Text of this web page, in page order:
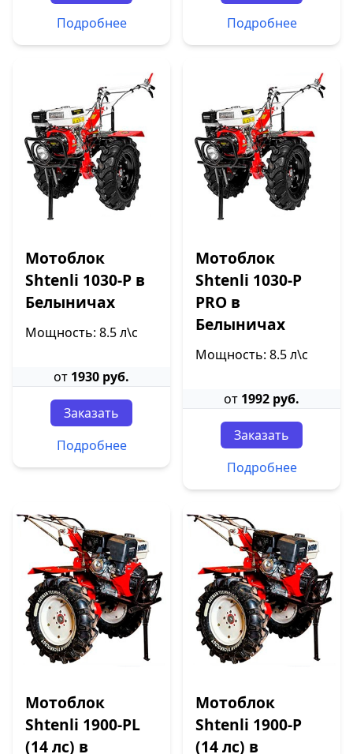
Подробнее
Подробнее
Мотоблок
Shtenli 1030-P в
Белыничах
Мощность: 8.5 л\с
от 1930 руб.
Заказать
Подробнее
Мотоблок
Shtenli 1030-P
PRO в
Белыничах
Мощность: 8.5 л\с
от 1992 руб.
Заказать
Подробнее
Мотоблок
Shtenli 1900-PL
(14 лс) в
Мотоблок
Shtenli 1900-P
(14 лс) в